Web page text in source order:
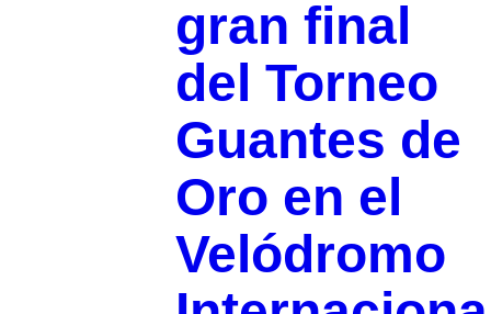
gran final
del Torneo
Guantes de
Oro en el
Velódromo